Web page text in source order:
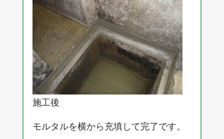
施工後
モルタルを横から充填して完了です。